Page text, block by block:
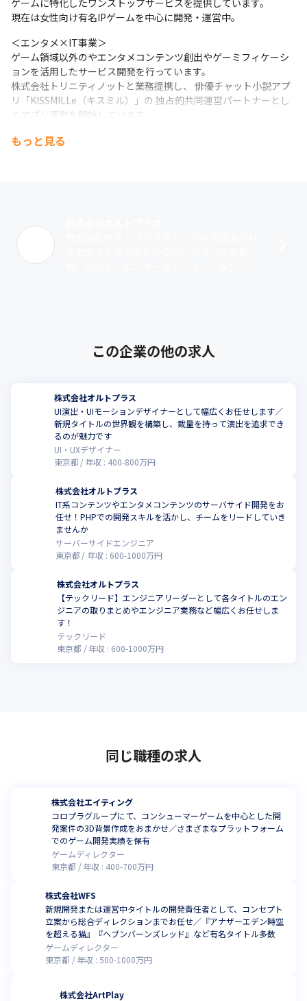
ゲームに特化したワンストップサービスを提供しています。
現在は女性向け有名IPゲームを中心に開発・運営中。
＜エンタメ×IT事業＞
ゲーム領域以外のやエンタメコンテンツ創出やゲーミフィケーシ
ョンを活用したサービス開発を行っています。
株式会社トリニティノットと業務提携し、 俳優チャット小説アプ
リ「KISSMILLe（キスミル）」の 独占的共同運営パートナーとし
てアプリ運営を開始しています。
アバターを活用してサポートするサービス「AIナビゲーター」の
▶https://www.altplus.co.jp/topics/20240725
<ゲームアライアンス事業>
ゲーム業界に特化した人材をクライアント企業に派遣し、プロジ
します。専門的な人材を提供することで、クライアントのプロジ
ェクト成功に貢献し、業界全体の成長をサポートしています。
＜その他＞
・ゲーム運営に強い組織
・専門子会社によるタイトル群
・地方拠点によるサポート体制
これらを構築し、熱狂するプロダクトを提供しています。
もっと見る
この企業の他の求人
株式会社オルトプラス
UI演出・UIモーションデザイナーとして幅広くお任せします／
新規タイトルの世界観を構築し、裁量を持って演出を追求でき
るのが魅力です
UI・UXデザイナー
東京都
年収 : 400-800万円
株式会社オルトプラス
IT系コンテンツやエンタメコンテンツのサーバサイド開発をお
任せ！PHPでの開発スキルを活かし、チームをリードしていき
ませんか
サーバーサイドエンジニア
東京都
年収 : 600-1000万円
株式会社オルトプラス
【テックリード】エンジニアリーダーとして各タイトルのエン
ジニアの取りまとめやエンジニア業務など幅広くお任せしま
す！
テックリード
東京都
年収 : 600-1000万円
同じ職種の求人
株式会社エイティング
コロプラグループにて、コンシューマーゲームを中心とした開
発案件の3D背景作成をおまかせ／さまざまなプラットフォーム
でのゲーム開発実績を保有
ゲームディレクター
東京都
年収 : 400-700万円
株式会社WFS
新規開発または運営中タイトルの開発責任者として、コンセプト
立案から総合ディレクションまでお任せ／『アナザーエデン時空
を超える猫』『ヘブンバーンズレッド』など有名タイトル多数
ゲームディレクター
東京都
年収 :500-1000万円
株式会社ArtPlay